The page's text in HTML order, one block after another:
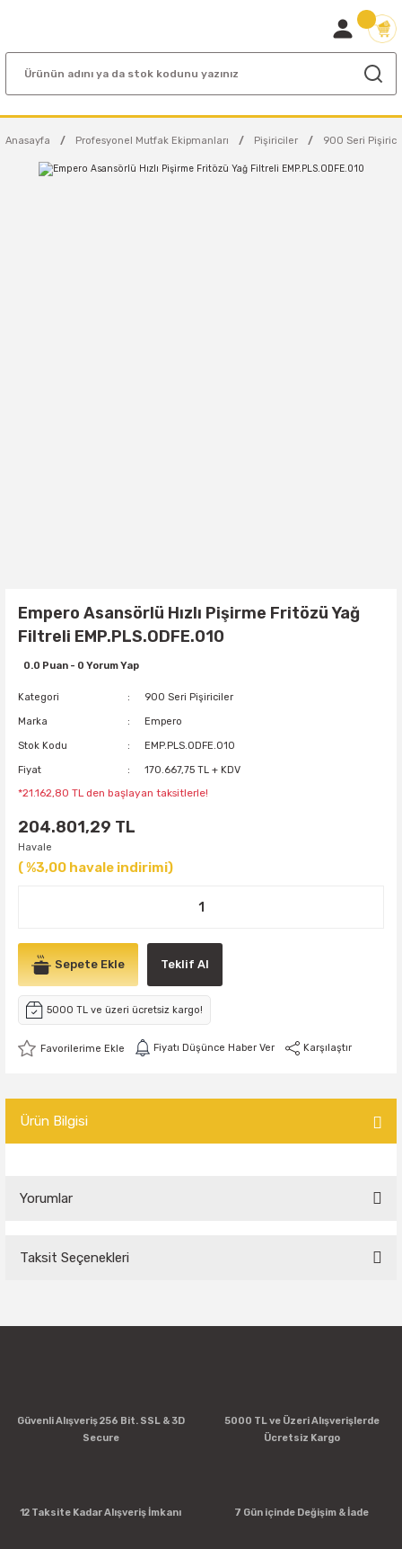
Anasayfa Profesyonel Mutfak Ekipmanları Pişiriciler 900 Seri
Empero Asansörlü Hızlı Pişirme Fritözü Yağ
Filtreli EMP.PLS.ODFE.010
0.0 Puan - 0 Yorum Yap
Kategori 900 Seri Pişiriciler
Marka Empero
Stok Kodu EMP.PLS.ODFE.010
Fiyat 170.667,75 TL + KDV
*21.162,80 TL den başlayan taksitlerle!
204.801,29 TL
Havale
( %3,00 havale indirimi)
Sepete Ekle Teklif Al
5000 TL ve üzeri ücretsiz kargo!
Fiyatı Düşünce Haber Ver Karşılaştır
Ürün Bilgisi
Yorumlar
Yorum Yaz
Taksit Seçenekleri
Güvenli Alışveriş 256 Bit. SSL & 3D
Secure
5000 TL ve Üzeri Alışverişlerde
Ücretsiz Kargo
12 Taksite Kadar Alışveriş İmkanı 7 Gün içinde Değişim & İade